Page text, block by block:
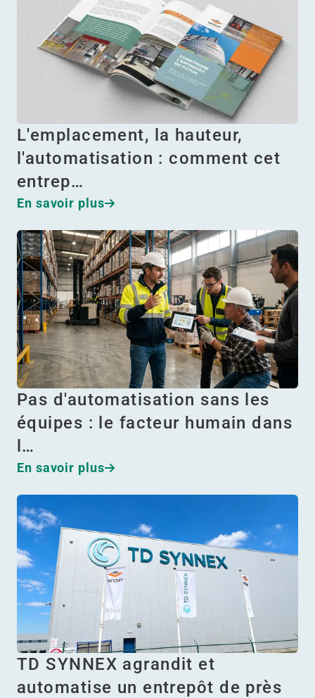
L'emplacement, la hauteur,
l'automatisation : comment cet
entrep…
En savoir plus
Pas d'automatisation sans les
équipes : le facteur humain dans
l…
En savoir plus
TD SYNNEX agrandit et
automatise un entrepôt de près